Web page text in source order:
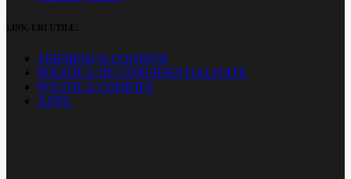
LINK-URI UTILE:
TERMENI ȘI CONDIȚII
POLITICA DE CONFIDENȚIALITATE
POLITICA COOKIES
ANPC